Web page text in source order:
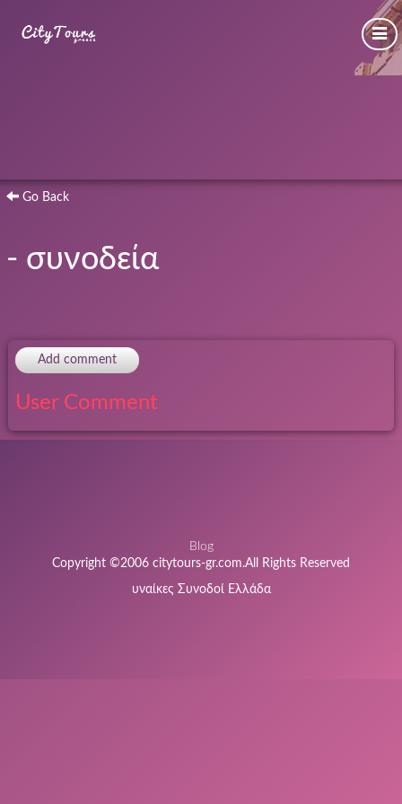
Go Back
- συνοδεία
Add comment
User Comment
Blog
Copyright ©2006 citytours-gr.com.All Rights Reserved
υναίκες Συνοδοί Ελλάδα